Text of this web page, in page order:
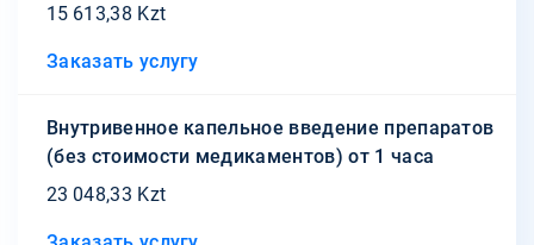
15 613,38 Kzt
Заказать услугу
Внутривенное капельное введение препаратов
(без стоимости медикаментов) от 1 часа
23 048,33 Kzt